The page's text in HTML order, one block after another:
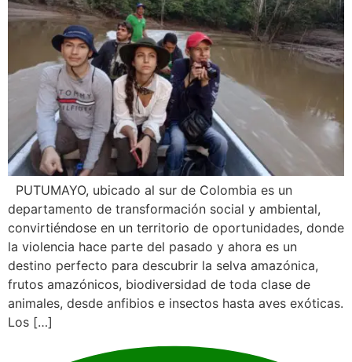
PUTUMAYO, ubicado al sur de Colombia es un
departamento de transformación social y ambiental,
convirtiéndose en un territorio de oportunidades, donde
la violencia hace parte del pasado y ahora es un
destino perfecto para descubrir la selva amazónica,
frutos amazónicos, biodiversidad de toda clase de
animales, desde anfibios e insectos hasta aves exóticas.
Los […]